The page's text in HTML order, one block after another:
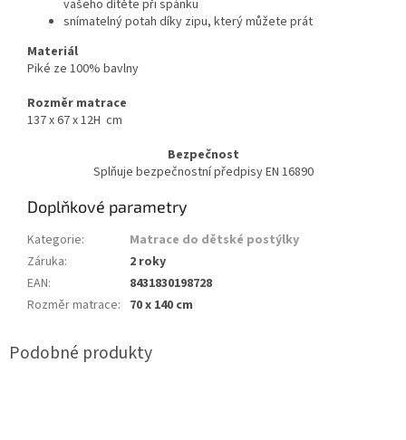
vašeho dítěte při spánku
snímatelný potah díky zipu, který můžete prát
Materiál
Piké ze 100% bavlny
Rozměr matrace
137 x 67 x 12H cm
Bezpečnost
Splňuje bezpečnostní předpisy EN 16890
Doplňkové parametry
Kategorie:
Matrace do dětské postýlky
Záruka:
2 roky
EAN:
8431830198728
Rozměr matrace: 70 x 140 cm